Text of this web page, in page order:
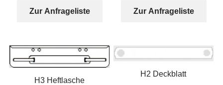
Zur Anfrageliste Zur Anfrageliste
H3 Heftlasche
H2 Deckblatt